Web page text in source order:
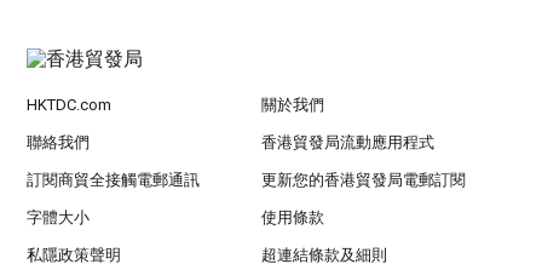
HKTDC.com 關於我們
聯絡我們 香港貿發局流動應用程式
訂閱商貿全接觸電郵通訊 更新您的香港貿發局電郵訂閱
字體大小 使用條款
私隱政策聲明 超連結條款及細則